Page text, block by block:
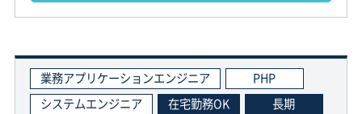
業務アプリケーションエンジニア
PHP
システムエンジニア
在宅勤務OK 長期